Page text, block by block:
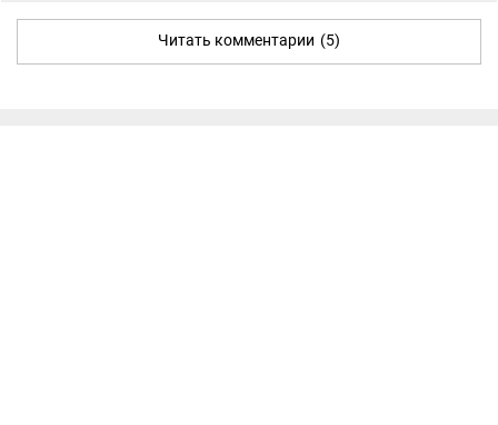
Читать комментарии (5)